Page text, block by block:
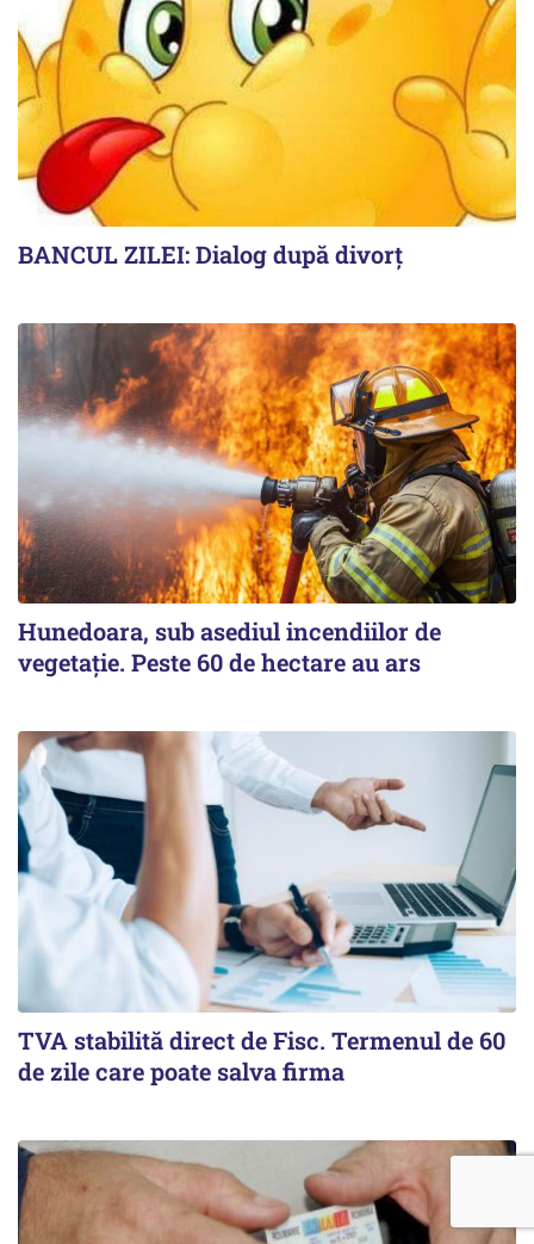
BANCUL ZILEI: Dialog după divorț
Hunedoara, sub asediul incendiilor de
vegetație. Peste 60 de hectare au ars
TVA stabilită direct de Fisc. Termenul de 60
de zile care poate salva firma